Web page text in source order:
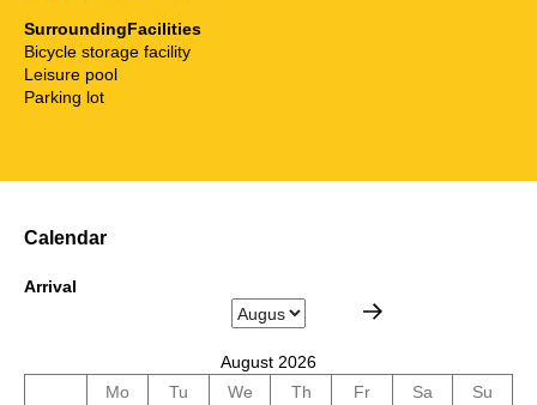
SurroundingFacilities
Bicycle storage facility
Leisure pool
Parking lot
Calendar
Arrival
August 2026
Mo
Tu We Th Fr Sa
Su